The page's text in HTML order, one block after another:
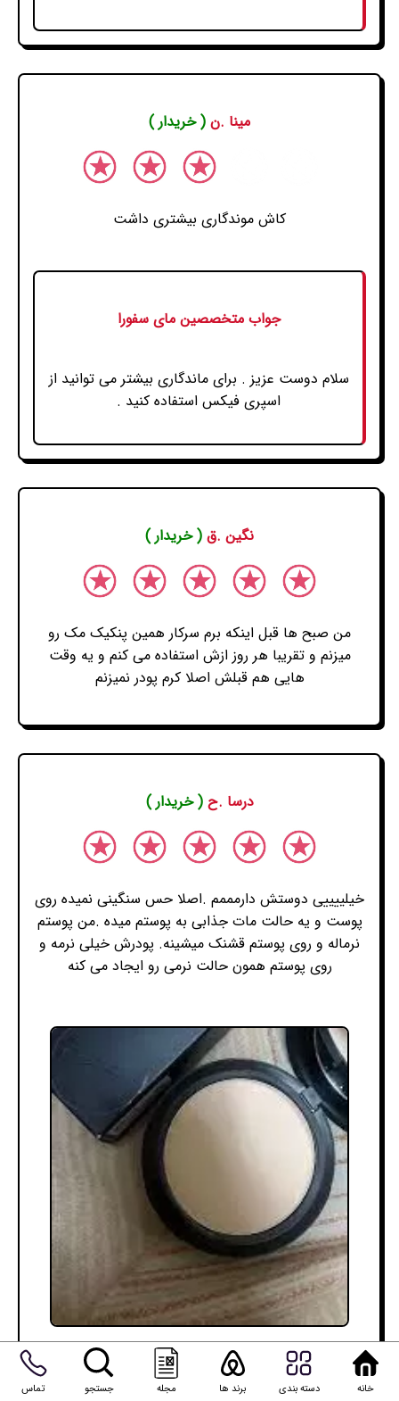
مینا .ن ( خریدار )
کاش موندگاری بیشتری داشت
جواب متخصصین مای سفورا
سلام دوست عزیز . برای ماندگاری بیشتر می توانید از
اسپری فیکس استفاده کنید .
نگین .ق ( خریدار )
من صبح ها قبل اینکه برم سرکار همین پنکیک مک رو
میزنم و تقریبا هر روز ازش استفاده می کنم و یه وقت
هایی هم قبلش اصلا کرم پودر نمیزنم
درسا .ح( خریدار )
خیلییییی دوستش دارمممم .اصلا حس سنگینی نمیده روی
پوست و یه حالت مات جذابی به پوستم میده .من پوستم
نرماله و روی پوستم قشنک میشینه. پودرش خیلی نرمه و
روی پوستم همون حالت نرمی رو ایجاد می کنه
خانه دسته بندی برند ها مجله جستجو تماس